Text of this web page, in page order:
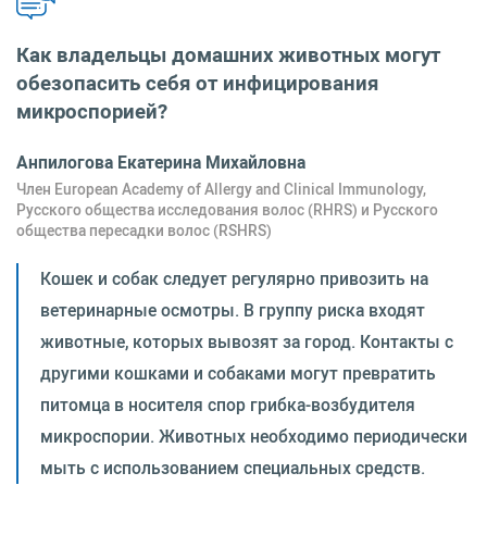
Как владельцы домашних животных могут
обезопасить себя от инфицирования
микроспорией?
Анпилогова Екатерина Михайловна
Член European Academy of Allergy and Clinical Immunology,
Русского общества исследования волос (RHRS) и Русского
общества пересадки волос (RSHRS)
Кошек и собак следует регулярно привозить на
ветеринарные осмотры. В группу риска входят
животные, которых вывозят за город. Контакты с
другими кошками и собаками могут превратить
питомца в носителя спор грибка-возбудителя
микроспории. Животных необходимо периодически
мыть с использованием специальных средств.